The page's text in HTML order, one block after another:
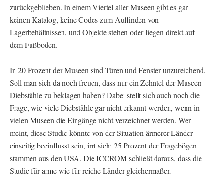
zurückgeblieben. In einem Viertel aller Museen gibt es gar
keinen Katalog, keine Codes zum Auffinden von
Lagerbehältnissen, und Objekte stehen oder liegen direkt auf
dem Fußboden.
In 20 Prozent der Museen sind Türen und Fenster unzureichend.
Soll man sich da noch freuen, dass nur ein Zehntel der Museen
Diebstähle zu beklagen haben? Dabei stellt sich auch noch die
Frage, wie viele Diebstähle gar nicht erkannt werden, wenn in
vielen Museen die Eingänge nicht verzeichnet werden. Wer
meint, diese Studie könnte von der Situation ärmerer Länder
einseitig beeinflusst sein, irrt sich: 25 Prozent der Fragebögen
stammen aus den USA. Die ICCROM schließt daraus, dass die
Studie für arme wie für reiche Länder gleichermaßen